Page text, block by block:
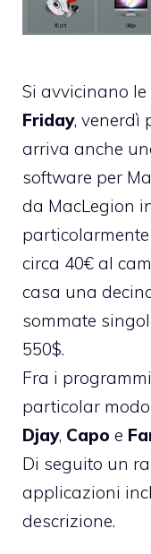
Si avvicinano
Friday, venerdì
arriva anche
software per
da MacLegion
particolarmente
circa 40€ al
casa una
sommate
550$.
Fra i
particolar
Djay, Capo e
Di seguito un
applicazioni
descrizione.